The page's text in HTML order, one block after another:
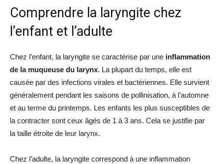
Comprendre la laryngite chez
l’enfant et l’adulte
Chez l’enfant, la laryngite se caractérise par une inflammation
de la muqueuse du larynx. La plupart du temps, elle est
causée par des infections virales et bactériennes. Elle survient
généralement pendant les saisons de pollinisation, à l’automne
et au terme du printemps. Les enfants les plus susceptibles de
la contracter sont ceux âgés de 1 à 3 ans. Cela se justifie par
la taille étroite de leur larynx.
Chez l’adulte, la laryngite correspond à une inflammation